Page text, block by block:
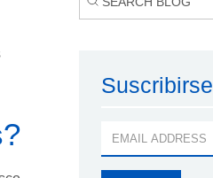
Suscribirse